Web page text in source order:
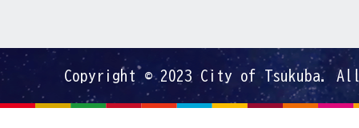
Copyright © 2023 City of Tsukuba.